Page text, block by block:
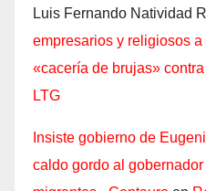
Luis Fernando Natividad
empresarios y religiosos
«cacería de brujas»
LTG
Insiste gobierno de
caldo gordo al gobernador